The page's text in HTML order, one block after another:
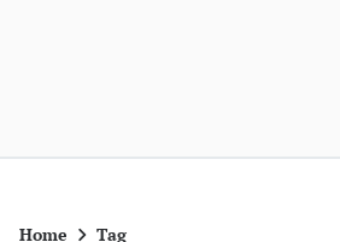
Home Tag